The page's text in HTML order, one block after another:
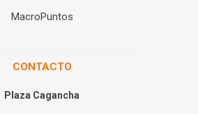
MacroPuntos
CONTACTO
Plaza Cagancha